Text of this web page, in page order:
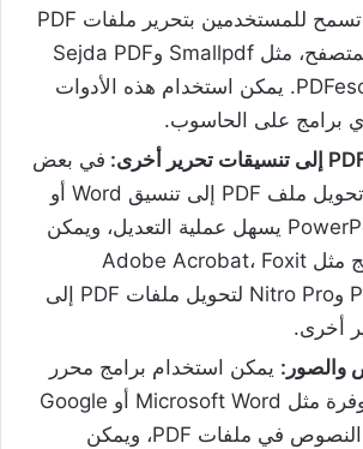
الإنترنت التي تسمح للمستخدمين بتحرير ملفات PDF
مباشرة من المتصفح، مثل Smallpdf وSejda PDF
Editor وPDFescape. يمكن استخدام هذه الأدوات
برامج على الحاسوب.
في بعض
الأحيان يكون تحويل ملف PDF إلى تنسيق Word أو
Excel أو PowerPoint يسهل عملية التعديل، ويمكن
استخدام برامج مثل Adobe Acrobat، Foxit
PhantomPDF وNitro Pro لتحويل ملفات PDF إلى
أخرى.
والصور: يمكن استخدام برامج محرر
النصوص المتوفرة مثل Microsoft Word أو Google
Docs لتعديل النصوص في ملفات PDF، ويمكن